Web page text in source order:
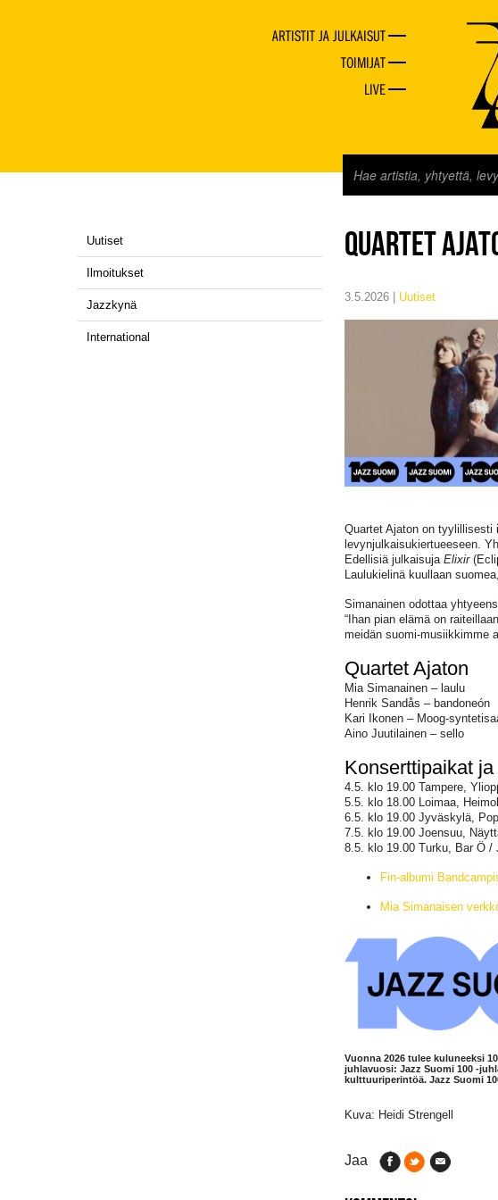
ARTISTIT JA JULKAISUT
TOIMIJAT
LIVE
Uutiset
Ilmoitukset
Jazzkynä
International
QUARTET
3.5.2026 | uutiset
Quartet Ajaton on tyylillisesti
levynjulkaisukiertueeseen.
Edellisiä julkaisuja Elixir
Laulukielinä kuullaan
Simanainen odottaa
“Ihan pian elämä on
meidän suomi-musiikkimme
Quartet Ajaton
Mia Simanainen – laulu
Henrik Sandås – bandoneón
Kari Ikonen – Moog-
Aino Juutilainen – sello
Konserttipaikat
4.5. klo 19.00 Tampere,
5.5. klo 18.00 Loimaa,
6.5. klo 19.00 Jyväskylä,
7.5. klo 19.00 Joensuu,
8.5. klo 19.00 Turku, Bar Ö /
Fin-albumi
Mia Simanaisen
Vuonna 2026 tulee kuluneeksi
juhlavuosi: Jazz Suomi 100 -
kulttuuriperintöä. Jazz Suomi
Kuva: Heidi Strengell
Jaa